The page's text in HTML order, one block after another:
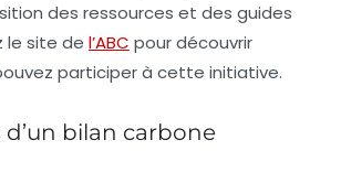
des ressources et des guides
le site de l’ABC pour découvrir
participer à cette initiative.
d’un bilan carbone